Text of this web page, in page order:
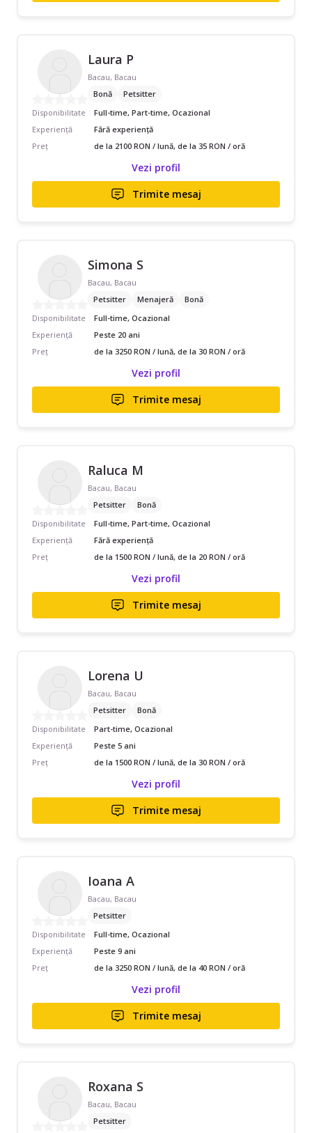
Laura P
Bacau, Bacau
Bonă
Petsitter
Disponibilitate
Full-time, Part-time, Ocazional
Experiență
Fără experiență
Preț
de la 2100 RON / lună, de la 35 RON / oră
Vezi profil
Trimite mesaj
Simona S
Bacau, Bacau
Petsitter
Menajeră
Bonă
Disponibilitate
Full-time, Ocazional
Experiență
Peste 20 ani
Preț
de la 3250 RON / lună, de la 30 RON / oră
Vezi profil
Trimite mesaj
Raluca M
Bacau, Bacau
Petsitter
Bonă
Disponibilitate
Full-time, Part-time, Ocazional
Experiență
Fără experiență
Preț
de la 1500 RON / lună, de la 20 RON / oră
Vezi profil
Trimite mesaj
Lorena U
Bacau, Bacau
Petsitter
Bonă
Disponibilitate
Part-time, Ocazional
Experiență
Peste 5 ani
Preț
de la 1500 RON / lună, de la 30 RON / oră
Vezi profil
Trimite mesaj
Ioana A
Bacau, Bacau
Petsitter
Disponibilitate
Full-time, Ocazional
Experiență
Peste 9 ani
Preț
de la 3250 RON / lună, de la 40 RON / oră
Vezi profil
Trimite mesaj
Roxana S
Bacau, Bacau
Petsitter